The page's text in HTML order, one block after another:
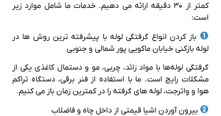
کمتر از ۳۰ دقیقه ارائه می‌ دهیم. خدمات ما شامل موارد زیر
است:
باز کردن انواع گرفتگی لوله با پیشرفته‌ ترین روش‌ ها در
لوله بازکنی خیابان ماکویی پور شمالی و جنوبی
گرفتگی لوله‌ها با مواد زائد، چربی، مو و دستمال کاغذی یکی از
مشکلات رایج است. ما با استفاده از فنر برقی، دستگاه تراکم
هوا و واترجت، لوله‌ های گرفته را در کمترین زمان باز می‌ کنیم.
بیرون آوردن اشیا قیمتی از داخل چاه و فاضلاب